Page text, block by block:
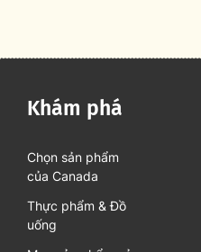
Khám phá
Chọn sản phẩm
của Canada
Thực phẩm & Đồ
uống